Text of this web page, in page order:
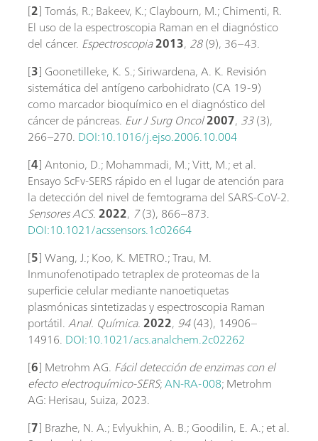
[2] Tomás, R.; Bakeev, K.; Claybourn, M.; Chimenti, R.
El uso de la espectroscopia Raman en el diagnóstico
del cáncer. Espectroscopia2013, 28(9), 36–43.
[3] Goonetilleke, K. S.; Siriwardena, A. K. Revisión
sistemática del antígeno carbohidrato (CA 19-9)
como marcador bioquímico en el diagnóstico del
cáncer de páncreas. Eur J Surg Oncol2007, 33(3),
266–270. DOI:10.1016/j.ejso.2006.10.004
[4] Antonio, D.; Mohammadi, M.; Vitt, M.; et al.
Ensayo ScFv-SERS rápido en el lugar de atención para
la detección del nivel de femtograma del SARS-CoV-2.
Sensores ACS.2022, 7(3), 866–873.
DOI:10.1021/acssensors.1c02664
[5] Wang, J.; Koo, K. METRO.; Trau, M.
Inmunofenotipado tetraplex de proteomas de la
superficie celular mediante nanoetiquetas
plasmónicas sintetizadas y espectroscopia Raman
portátil.Anal. Química.2022, 94(43), 14906–
14916. DOI:10.1021/acs.analchem.2c02262
[6] Metrohm AG. Fácil detección de enzimas con el
efecto electroquímico-SERS;AN-RA-008; Metrohm
AG: Herisau, Suiza, 2023.
[7] Brazhe, N. A.; Evlyukhin, A. B.; Goodilin, E. A.; et al.